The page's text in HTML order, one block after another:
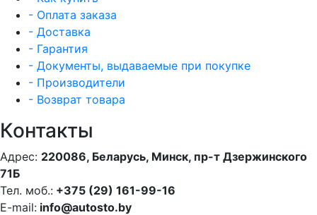
- Оплата заказа
- Доставка
- Гарантия
- Документы, выдаваемые при покупке
- Производители
- Возврат товара
Контакты
Адрес: 220086, Беларусь, Минск, пр-т Дзержинского
71Б
Тел. моб.: +375 (29) 161-99-16
E-mail: info@autosto.by